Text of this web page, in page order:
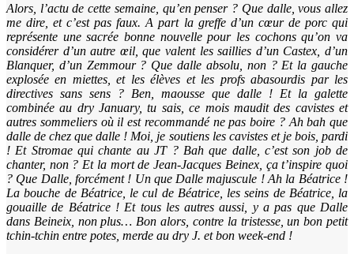
Alors, l’actu de cette semaine, qu’en penser ? Que dalle, vous allez
me dire, et c’est pas faux. A part la greffe d’un cœur de porc qui
représente une sacrée bonne nouvelle pour les cochons qu’on va
considérer d’un autre œil, que valent les saillies d’un Castex, d’un
Blanquer, d’un Zemmour ? Que dalle absolu, non ? Et la gauche
explosée en miettes, et les élèves et les profs abasourdis par les
directives sans sens ? Ben, maousse que dalle ! Et la galette
combinée au dry January, tu sais, ce mois maudit des cavistes et
autres sommeliers où il est recommandé ne pas boire ? Ah bah que
dalle de chez que dalle ! Moi, je soutiens les cavistes et je bois, pardi
! Et Stromae qui chante au JT ? Bah que dalle, c’est son job de
chanter, non ? Et la mort de Jean-Jacques Beinex, ça t’inspire quoi
? Que Dalle, forcément ! Un que Dalle majuscule ! Ah la Béatrice !
La bouche de Béatrice, le cul de Béatrice, les seins de Béatrice, la
gouaille de Béatrice ! Et tous les autres aussi, y a pas que Dalle
dans Beineix, non plus… Bon alors, contre la tristesse, un bon petit
tchin-tchin entre potes, merde au dry J. et bon week-end !